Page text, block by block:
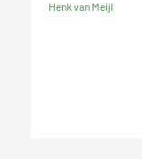
Henk van Meijl